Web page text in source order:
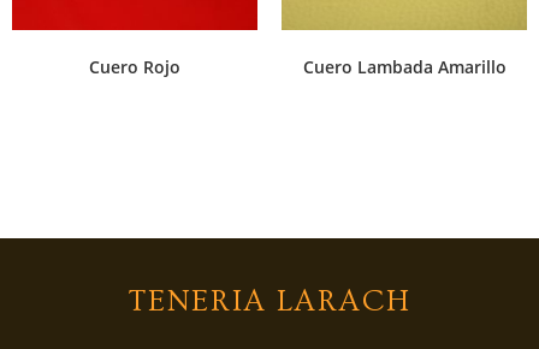
Cuero Rojo Cuero Lambada Amarillo
TENERIA LARACH